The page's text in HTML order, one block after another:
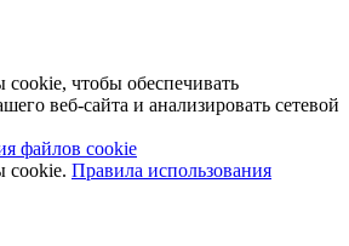
чтобы обеспечивать
веб-сайта и анализировать сетевой
файлов cookie
cookie. Правила использования